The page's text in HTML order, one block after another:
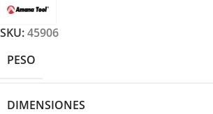
SKU:45906
PESO
DIMENSIONES